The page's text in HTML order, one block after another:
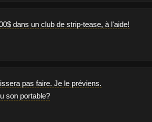
dans un club de strip-tease, à l'aide!
pas faire. Je le préviens.
son portable?